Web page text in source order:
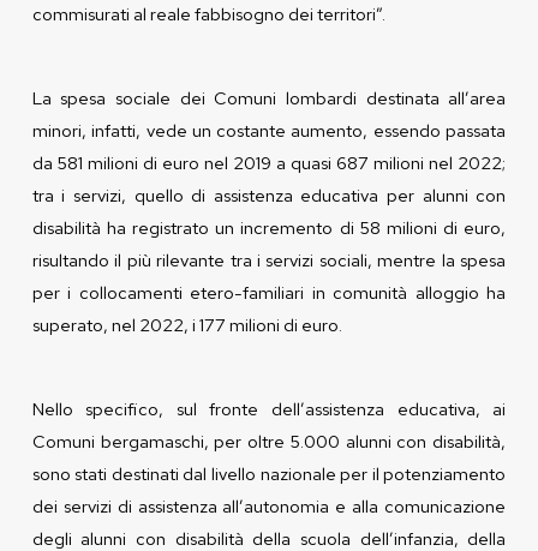
commisurati al reale fabbisogno dei territori”.
La spesa sociale dei Comuni lombardi destinata all’area
minori, infatti, vede un costante aumento, essendo passata
da 581 milioni di euro nel 2019 a quasi 687 milioni nel 2022;
tra i servizi, quello di assistenza educativa per alunni con
disabilità ha registrato un incremento di 58 milioni di euro,
risultando il più rilevante tra i servizi sociali, mentre la spesa
per i collocamenti etero-familiari in comunità alloggio ha
superato, nel 2022, i 177 milioni di euro.
Nello specifico, sul fronte dell’assistenza educativa, ai
Comuni bergamaschi, per oltre 5.000 alunni con disabilità,
sono stati destinati dal livello nazionale per il potenziamento
dei servizi di assistenza all’autonomia e alla comunicazione
degli alunni con disabilità della scuola dell’infanzia, della